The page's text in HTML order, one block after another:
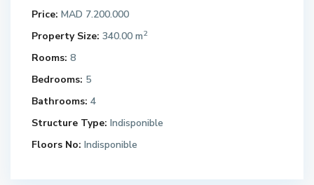
Price: MAD 7.200.000
Property Size: 340.00 m2
Rooms: 8
Bedrooms: 5
Bathrooms: 4
Structure Type: Indisponible
Floors No: Indisponible